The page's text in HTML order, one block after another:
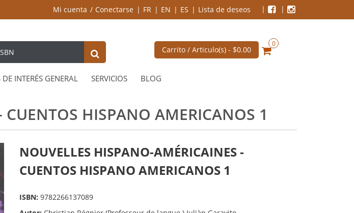
Mi cuenta Conectarse FR EN ES Lista de deseos
Carrito / Articulo(s) - $0.00
0
INTERÉS GENERAL SERVICIOS BLOG
HISPANO AMERICANOS 1
NOUVELLES HISPANO-AMÉRICAINES -
CUENTOS HISPANO AMERICANOS 1
ISBN: 9782266137089